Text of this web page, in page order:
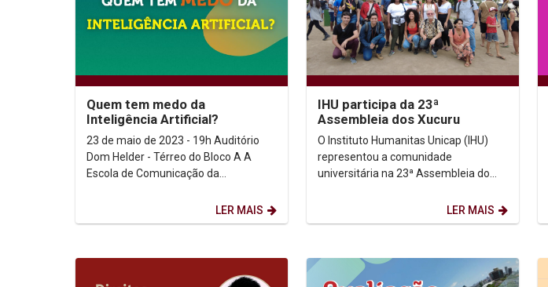
Quem tem medo da
Inteligência Artificial?
23 de maio de 2023 - 19h Auditório
Dom Helder - Térreo do Bloco A A
Escola de Comunicação da
Comunicação vai discutir o...LER MAIS
IHU participa da 23ª
Assembleia dos Xucuru
O Instituto Humanitas Unicap (IHU)
representou a comunidade
universitária na 23ª Assembleia do
aconteceu no último sábado (20) em...
LER MAIS